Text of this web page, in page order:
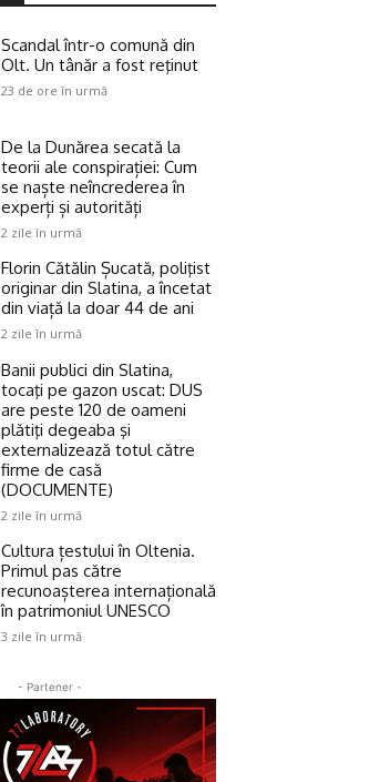
Scandal într-o comună din
Olt. Un tânăr a fost reţinut
23 de ore în urmă
De la Dunărea secată la
teorii ale conspirației: Cum
se naște neîncrederea în
experți și autorități
2 zile în urmă
Florin Cătălin Șucată, poliţist
originar din Slatina, a încetat
din viață la doar 44 de ani
2 zile în urmă
Banii publici din Slatina,
tocaţi pe gazon uscat: DUS
are peste 120 de oameni
plătiţi degeaba şi
externalizează totul către
firme de casă
(DOCUMENTE)
2 zile în urmă
Cultura țestului în Oltenia.
Primul pas către
recunoașterea internațională
în patrimoniul UNESCO
3 zile în urmă
- Partener -